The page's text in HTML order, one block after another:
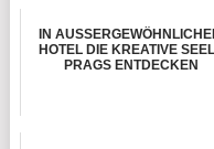
IN
HOTEL DIE KREATIVE
PRAGS ENTDECKEN